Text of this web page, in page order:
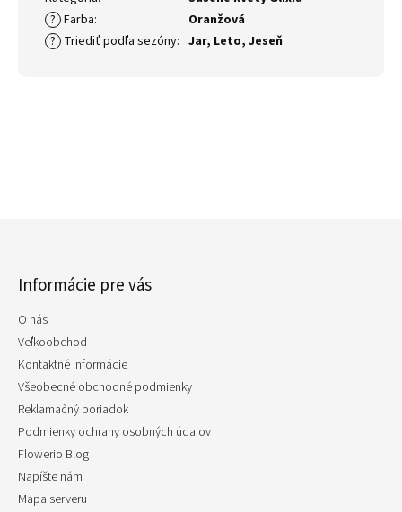
? Farba:
Oranžová
? Triediť podľa sezóny: Jar, Leto, Jeseň
Informácie pre vás
O nás
Veľkoobchod
Kontaktné informácie
Všeobecné obchodné podmienky
Reklamačný poriadok
Podmienky ochrany osobných údajov
Flowerio Blog
Napíšte nám
Mapa serveru